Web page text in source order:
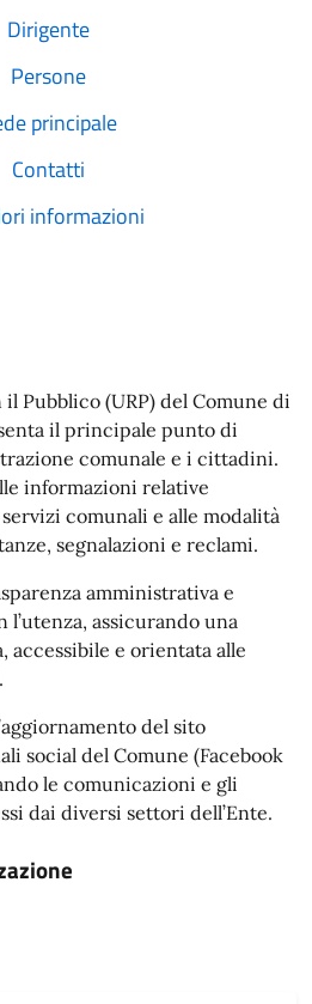
Dirigente
Persone
principale
Contatti
informazioni
il Pubblico (URP) del Comune di
il principale punto di
comunale e i cittadini.
informazioni relative
servizi comunali e alle modalità
segnalazioni e reclami.
amministrativa e
l’utenza, assicurando una
accessibile e orientata alle
del sito
social del Comune (Facebook
le comunicazioni e gli
dai diversi settori dell’Ente.